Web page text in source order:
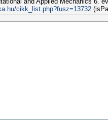
cikk_list.php?fusz=13732